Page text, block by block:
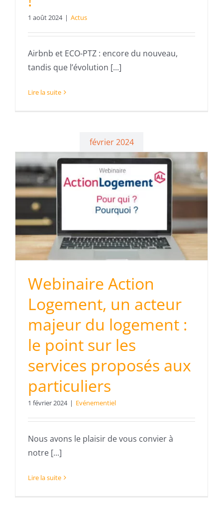
1 août 2024 | Actus
Airbnb et ECO-PTZ : encore du nouveau,
tandis que l’évolution [...]
Lire la suite
février 2024
Webinaire Action
Logement, un acteur
majeur du logement :
le point sur les
services proposés aux
particuliers
1 février 2024 | Evénementiel
Nous avons le plaisir de vous convier à
notre [...]
Lire la suite